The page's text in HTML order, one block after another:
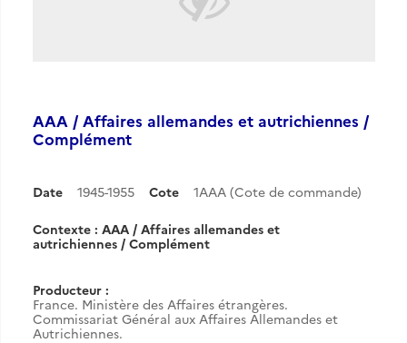
AAA / Affaires allemandes et autrichiennes /
Complément
Date 1945-1955 Cote 1AAA (Cote de commande)
Contexte : AAA / Affaires allemandes et
autrichiennes / Complément
Producteur :
France. Ministère des Affaires étrangères.
Commissariat Général aux Affaires Allemandes et
Autrichiennes.